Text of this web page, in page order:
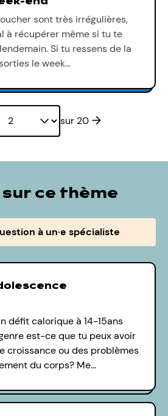
sont très irrégulières,
à récupérer même si tu te
Si tu ressens de la
le week…
sur 20Page suivante
ce thème
à un·e spécialiste
défit calorique à 14-15ans
est-ce que tu peux avoir
croissance ou des problèmes
du corps? Me…